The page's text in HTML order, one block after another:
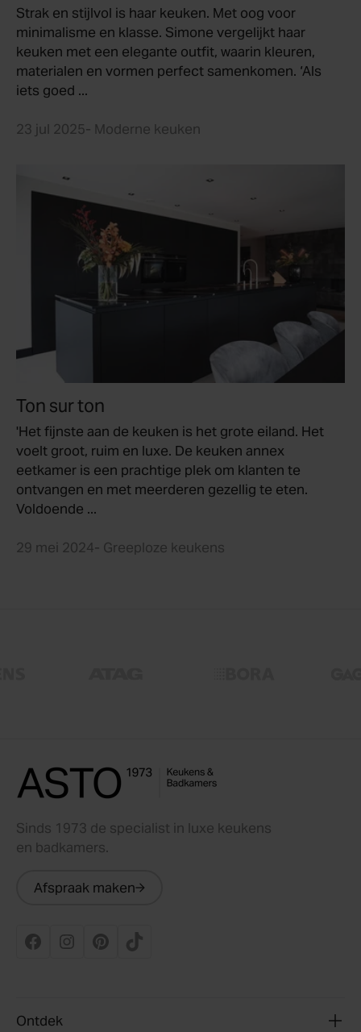
Strak en stijlvol is haar keuken. Met oog voor
minimalisme en klasse. Simone vergelijkt haar
keuken met een elegante outfit, waarin kleuren,
materialen en vormen perfect samenkomen. ‘Als
iets goed ...
23 jul 2025- Moderne keuken
Ton sur ton
'Het fijnste aan de keuken is het grote eiland. Het
voelt groot, ruim en luxe. De keuken annex
eetkamer is een prachtige plek om klanten te
ontvangen en met meerderen gezellig te eten.
Voldoende ...
29 mei 2024- Greeploze keukens
Sinds 1973 de specialist in luxe keukens
en badkamers.
Afspraak maken
Ontdek